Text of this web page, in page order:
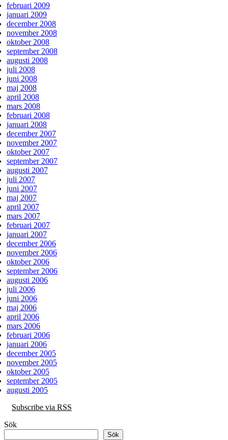
februari 2009
januari 2009
december 2008
november 2008
oktober 2008
september 2008
augusti 2008
juli 2008
juni 2008
maj 2008
april 2008
mars 2008
februari 2008
januari 2008
december 2007
november 2007
oktober 2007
september 2007
augusti 2007
juli 2007
juni 2007
maj 2007
april 2007
mars 2007
februari 2007
januari 2007
december 2006
november 2006
oktober 2006
september 2006
augusti 2006
juli 2006
juni 2006
maj 2006
april 2006
mars 2006
februari 2006
januari 2006
december 2005
november 2005
oktober 2005
september 2005
augusti 2005
Subscribe via RSS
Sök
Sök